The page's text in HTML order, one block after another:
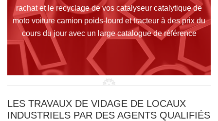
rachat et le recyclage de vos catalyseur catalytique de
moto voiture camion poids-lourd et tracteur à des prix du
cours du jour avec un large catalogue de référence
LES TRAVAUX DE VIDAGE DE LOCAUX
INDUSTRIELS PAR DES AGENTS QUALIFIÉS